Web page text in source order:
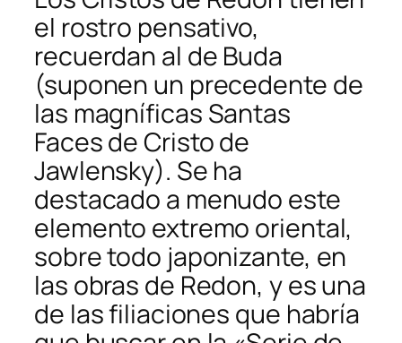
el rostro pensativo,
recuerdan al de Buda
(suponen un precedente de
las magníficas Santas
Facesde Cristo de
Jawlensky). Se ha
destacado a menudo este
elemento extremo oriental,
sobre todo japonizante, en
las obras de Redon, y es una
de las filiaciones que habría